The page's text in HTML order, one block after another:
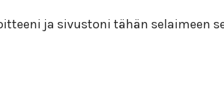
ja sivustoni tähän selaimeen